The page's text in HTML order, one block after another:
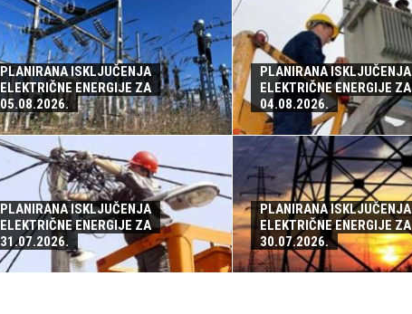
PLANIRANA ISKLJUČENJA
ELEKTRIČNE ENERGIJE ZA
05.08.2026.
PLANIRANA ISKLJUČENJA
ELEKTRIČNE ENERGIJE ZA
04.08.2026.
PLANIRANA ISKLJUČENJA
ELEKTRIČNE ENERGIJE ZA
31.07.2026.
PLANIRANA ISKLJUČENJA
ELEKTRIČNE ENERGIJE ZA
30.07.2026.